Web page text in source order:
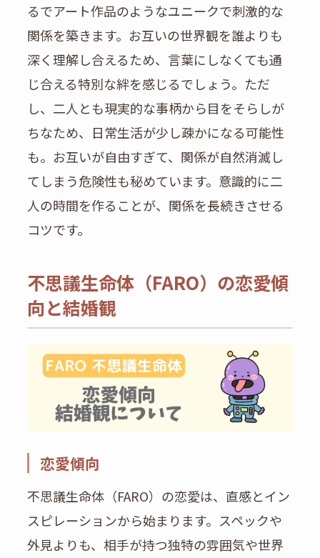
るでアート作品のようなユニークで刺激的な
関係を築きます。お互いの世界観を誰よりも
深く理解し合えるため、言葉にしなくても通
じ合える特別な絆を感じるでしょう。ただ
し、二人とも現実的な事柄から目をそらしが
ちなため、日常生活が少し疎かになる可能性
も。お互いが自由すぎて、関係が自然消滅し
てしまう危険性も秘めています。意識的に二
人の時間を作ることが、関係を長続きさせる
コツです。
不思議生命体（FARO）の恋愛傾
向と結婚観
恋愛傾向
不思議生命体（FARO）の恋愛は、直感とイン
スピレーションから始まります。スペックや
外見よりも、相手が持つ独特の雰囲気や世界